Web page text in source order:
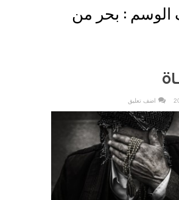
: بحر من
اضف تعليق